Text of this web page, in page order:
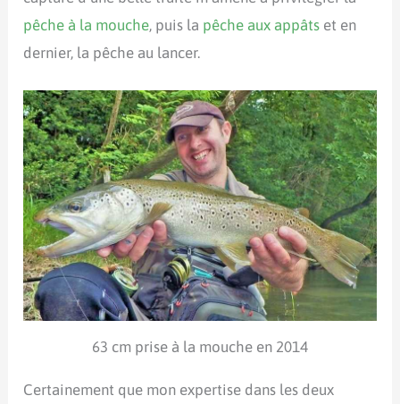
pêche à la mouche, puis la pêche aux appâts et en
dernier, la pêche au lancer.
63 cm prise à la mouche en 2014
Certainement que mon expertise dans les deux